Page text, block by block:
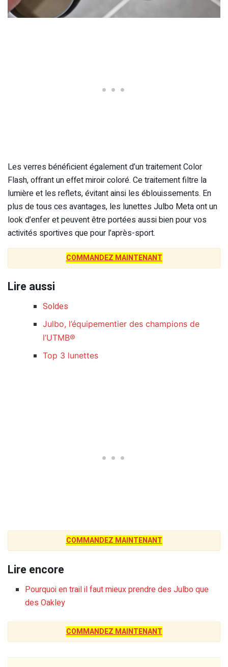
Les verres bénéficient également d’un traitement Color
Flash, offrant un effet miroir coloré. Ce traitement filtre la
lumière et les reflets, évitant ainsi les éblouissements. En
plus de tous ces avantages, les lunettes Julbo Meta ont un
look d’enfer et peuvent être portées aussi bien pour vos
activités sportives que pour l’après-sport.
COMMANDEZ MAINTENANT
Lire aussi
Soldes
Julbo, l’équipementier des champions de
l’UTMB®
Top 3 lunettes
COMMANDEZ MAINTENANT
Lire encore
Pourquoi en trail il faut mieux prendre des Julbo que
des Oakley
COMMANDEZ MAINTENANT